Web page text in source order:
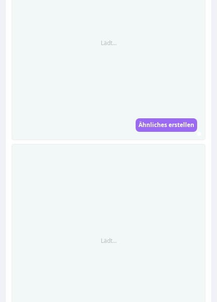
Lädt...
Ähnliches erstellen
Lädt...